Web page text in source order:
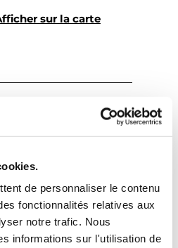
de personnaliser le contenu
fonctionnalités relatives aux
notre trafic. Nous
informations sur l'utilisation de
sur la carte